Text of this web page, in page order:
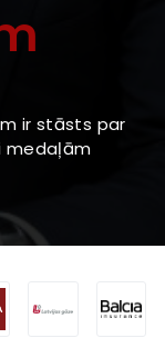
ir stāsts par
medaļām